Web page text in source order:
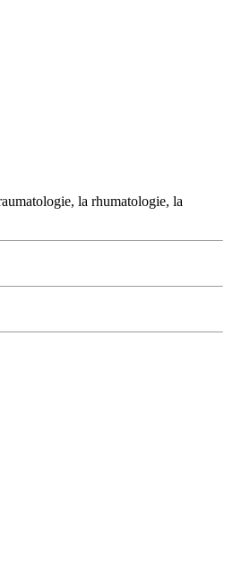
la rhumatologie, la